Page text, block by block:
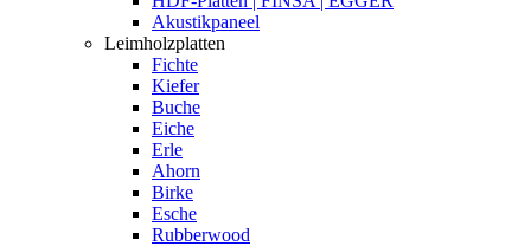
Akustikpaneel
Leimholzplatten
Fichte
Kiefer
Buche
Eiche
Erle
Ahorn
Birke
Esche
Rubberwood